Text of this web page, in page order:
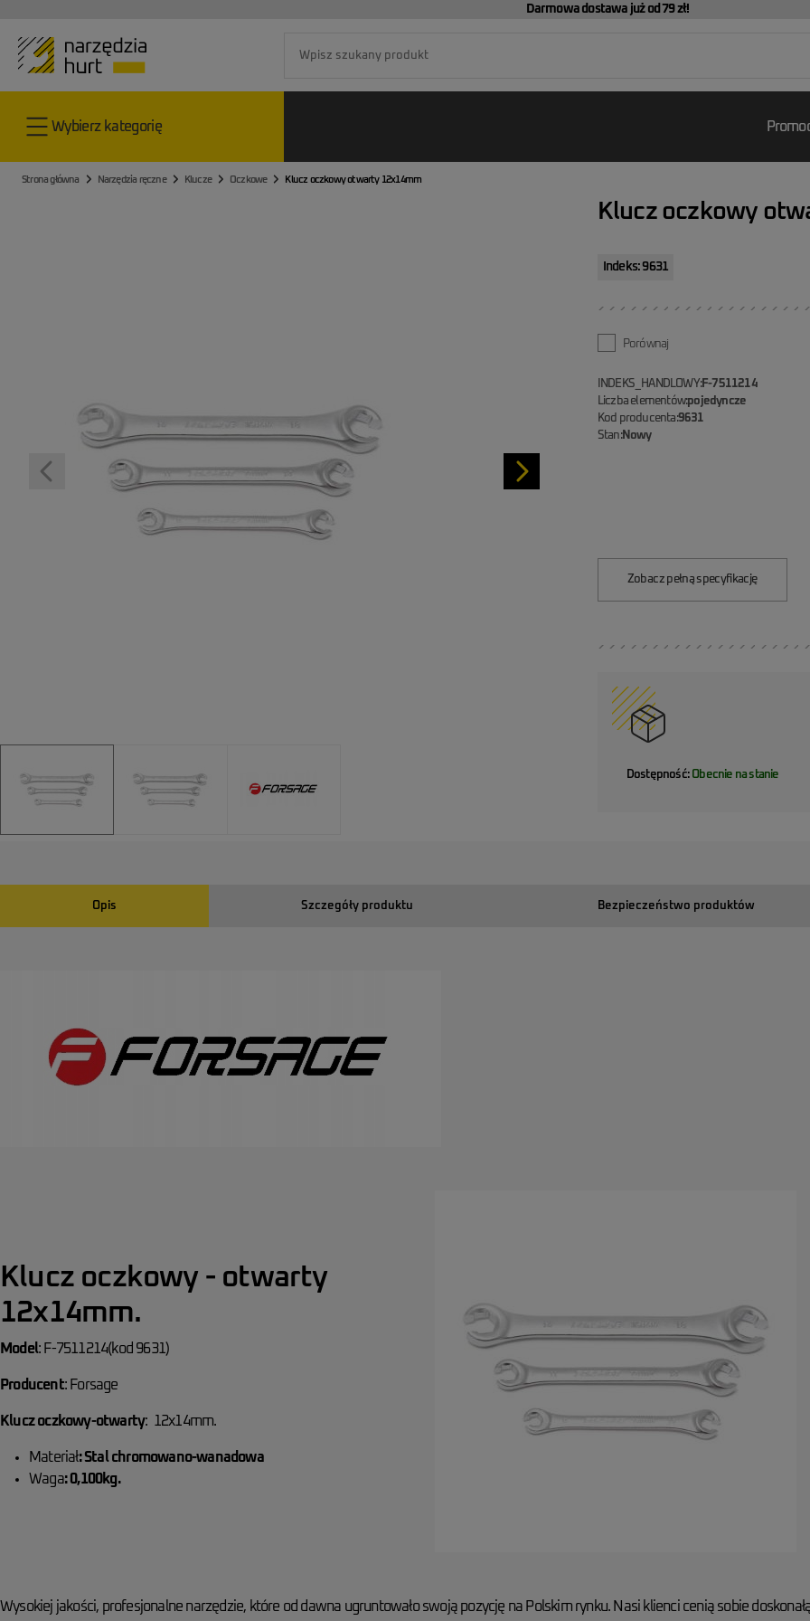
Darmowa dostawa już od 79 zł!
Go to the home page
Wybierz kategorię
Strona główna Narzędzia ręczne Klucze Oczkowe Klucz oczkowy otwarty 12x14mm
Klucz oczkowy
Indeks: 9631
Porównaj
INDEKS_HANDLOWY:F-7511214
Liczba elementów:pojedyncze
Kod producenta:9631
Stan:Nowy
Zobacz pełną specyfikację
Dostępność:Obecnie na stanie
Opis Szczegóły produktu Bezpieczeństwo produktów
Klucz oczkowy - otwarty
12x14mm.
Model: F-7511214(kod 9631)
Producent: Forsage
Klucz oczkowy-otwarty: 12x14mm.
Materiał: Stal chromowano-wanadowa
Waga: 0,100kg.
Wysokiej jakości, profesjonalne narzędzie, które od dawna ugruntowało swoją pozycję na Polskim rynku. Nasi klienci cenią sobie